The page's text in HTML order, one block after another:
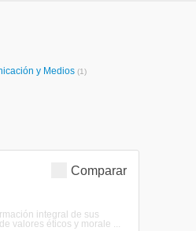
y Medios (1)
Comparar
integral de sus
valores éticos y morale ...